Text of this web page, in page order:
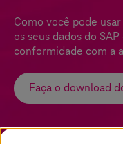
Como você pode
os seus dados do
conformidade com a
Faça o download